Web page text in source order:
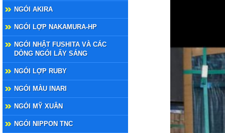
NGÓI AKIRA
NGÓI LỢP NAKAMURA-HP
NGÓI NHẬT FUSHITA VÀ CÁC
DÒNG NGÓI LẤY SÁNG
NGÓI LỢP RUBY
NGÓI MÀU INARI
NGÓI MỸ XUÂN
NGÓI NIPPON TNC